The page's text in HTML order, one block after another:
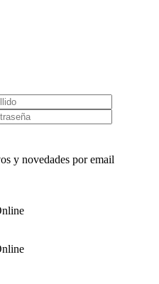
y novedades por email